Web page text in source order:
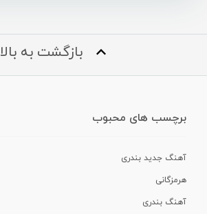
بازگشت به بالا
برچسب های محبوب
آهنگ جدید بندری
هرمزگانی
آهنگ بندری